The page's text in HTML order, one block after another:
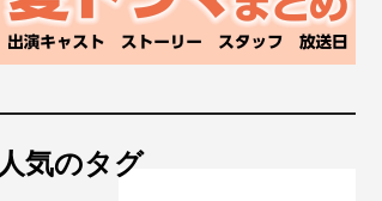
人気のタグ